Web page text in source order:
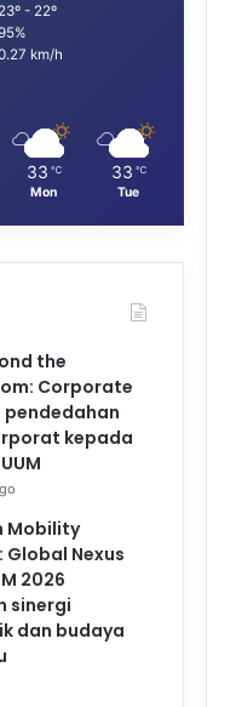
23º - 22º
km/h
33 ℃
Mon
33 ℃
Tue
the
Corporate
kepada
Mobility
Global Nexus
2026
sinergi
dan budaya